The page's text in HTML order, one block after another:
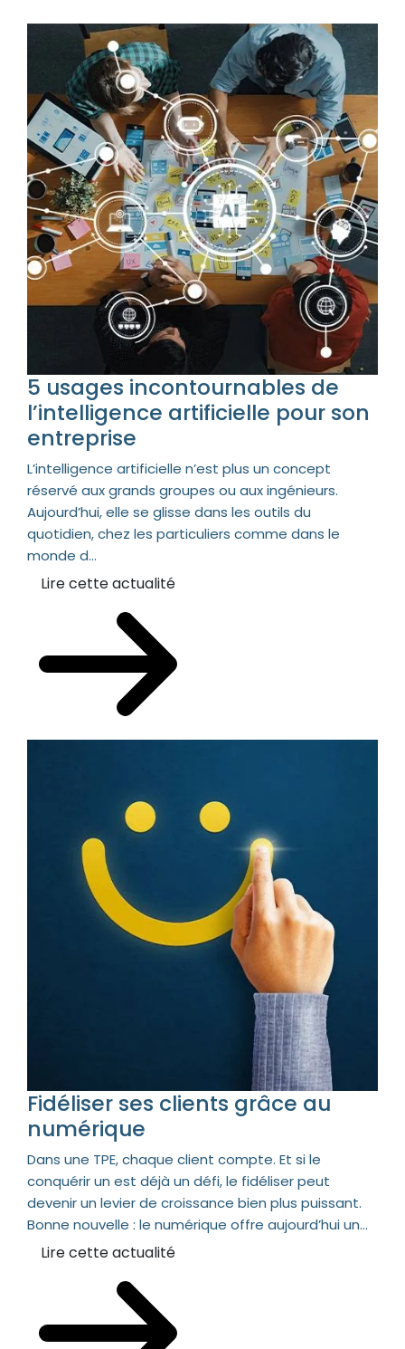
5 usages incontournables de
l’intelligence artificielle pour son
entreprise
L’intelligence artificielle n’est plus un concept
réservé aux grands groupes ou aux ingénieurs.
Aujourd’hui, elle se glisse dans les outils du
quotidien, chez les particuliers comme dans le
monde d...
Lire cette actualité
Fidéliser ses clients grâce au
numérique
Dans une TPE, chaque client compte. Et si le
conquérir un est déjà un défi, le fidéliser peut
devenir un levier de croissance bien plus puissant.
Bonne nouvelle : le numérique offre aujourd’hui un...
Lire cette actualité